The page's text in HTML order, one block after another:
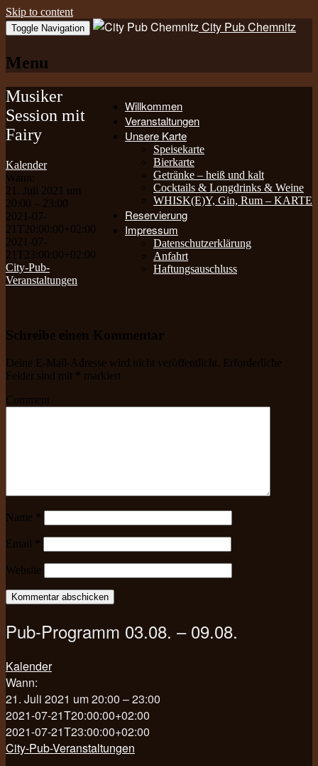
Skip to content
Toggle Navigation City Pub Chemnitz
Menu
Willkommen
Veranstaltungen
Unsere Karte
Speisekarte
Bierkarte
Getränke – heiß und kalt
Cocktails & Longdrinks & Weine
WHISK(E)Y, Gin, Rum – KARTE
Reservierung
Impressum
Datenschutzerklärung
Anfahrt
Haftungsauschluss
Musiker
Session mit
Fairy
Kalender
Wann:
21. Juli 2021 um
20:00 – 23:00
2021-07-
21T20:00:00+02:00
2021-07-
21T23:00:00+02:00
City-Pub-
Veranstaltungen
Schreibe einen Kommentar
Deine E-Mail-Adresse wird nicht veröffentlicht.
Erforderliche
Felder sind mit
markiert
Comment
Name
Email
Website
Pub-Programm 03.08. – 09.08.
Kalender
Wann:
21. Juli 2021 um 20:00 – 23:00
2021-07-21T20:00:00+02:00
2021-07-21T23:00:00+02:00
City-Pub-Veranstaltungen